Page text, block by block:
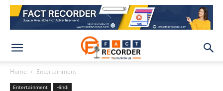
Home Entertainment
Entertainment Hindi